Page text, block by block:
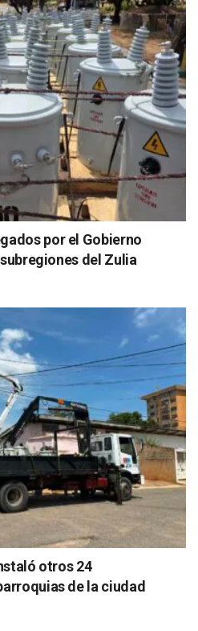
por el Gobierno
del Zulia
otros 24
de la ciudad